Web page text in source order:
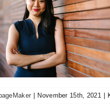
November 15th, 2021